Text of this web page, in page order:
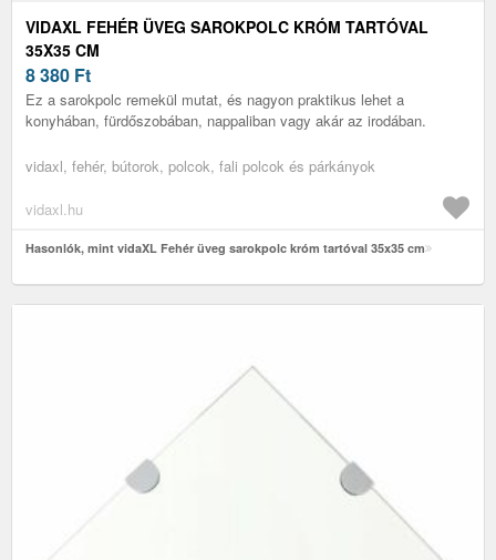
VIDAXL FEHÉR ÜVEG SAROKPOLC KRÓM TARTÓVAL
35X35 CM
8 380 Ft
Ez a sarokpolc remekül mutat, és nagyon praktikus lehet a
konyhában, fürdőszobában, nappaliban vagy akár az irodában.
vidaxl, fehér, bútorok, polcok, fali polcok és párkányok
vidaxl.hu
Hasonlók, mint vidaXL Fehér üveg sarokpolc króm tartóval 35x35 cm